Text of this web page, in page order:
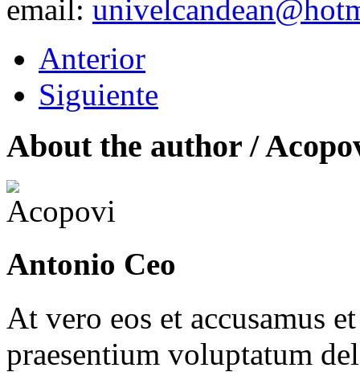
email:
Anterior
Siguiente
About the author /
Antonio Ceo
At vero eos et accusamus
praesentium voluptatum